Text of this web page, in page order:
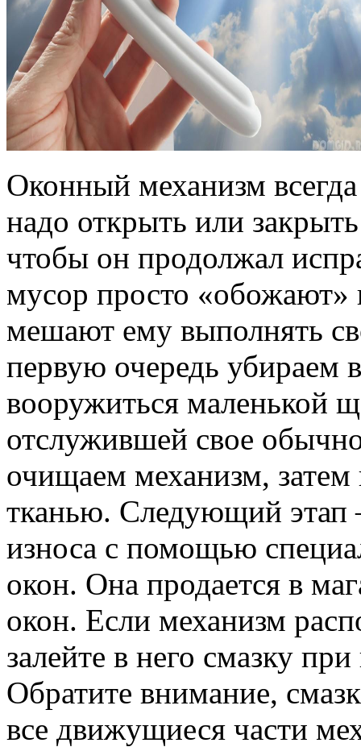
Оконный механизм
надо открыть или
чтобы он продолжал
мусор просто «обожают»
мешают ему выполнять
первую очередь убираем
вооружиться маленькой
отслужившей свое
очищаем механизм,
тканью. Следующий этап
износа с помощью
окон. Она продается в
окон. Если механизм
залейте в него смазку
Обратите внимание,
все движущиеся части